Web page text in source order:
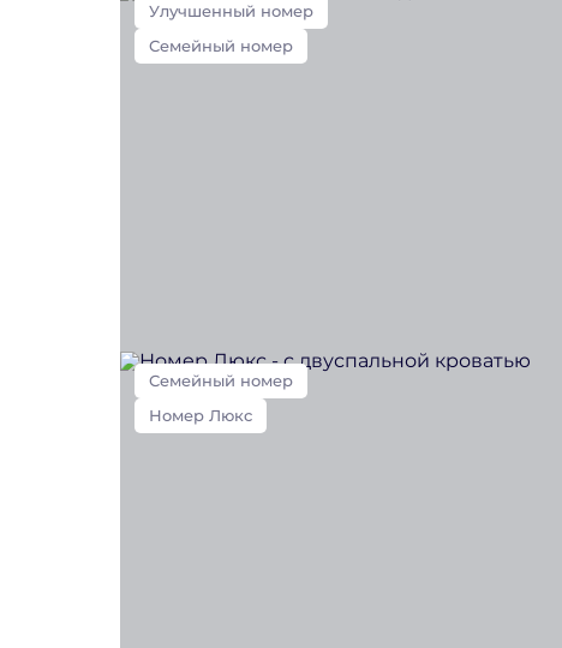
Улучшенный номер
Семейный номер
Семейный номер
Номер Люкс